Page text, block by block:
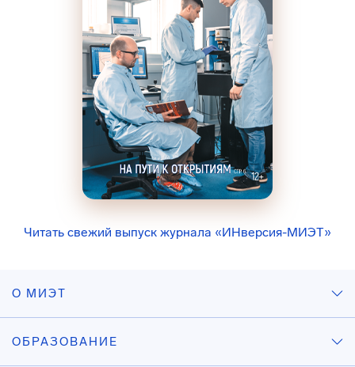
Читать свежий выпуск журнала «ИНверсия-МИЭТ»
О МИЭТ
ОБРАЗОВАНИЕ